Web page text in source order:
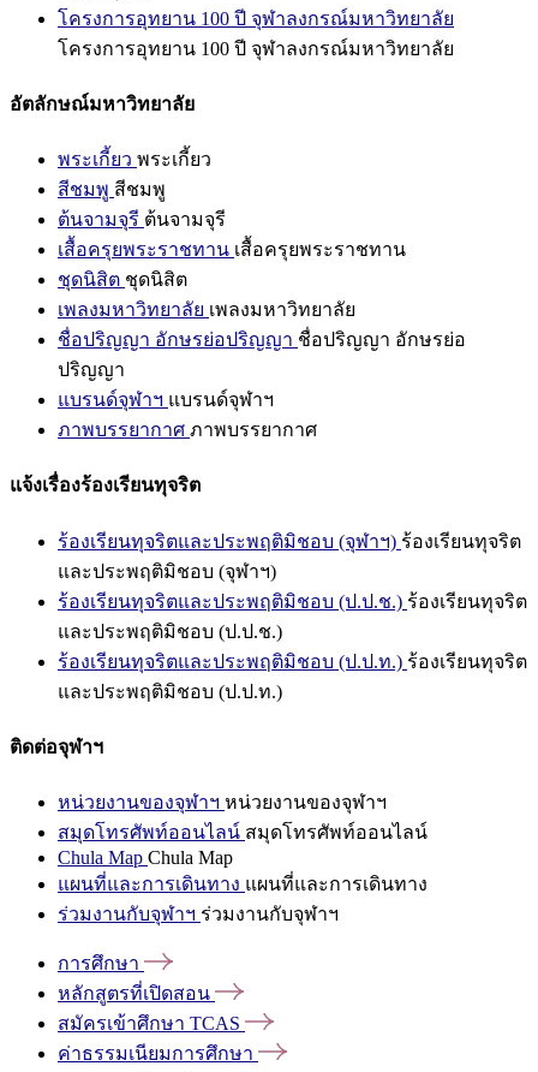
โครงการอุทยาน 100 ปี จุฬาลงกรณ์มหาวิทยาลัย
โครงการอุทยาน 100 ปี จุฬาลงกรณ์มหาวิทยาลัย
อัตลักษณ์มหาวิทยาลัย
พระเกี้ยว พระเกี้ยว
สีชมพู สีชมพู
ต้นจามจุรี ต้นจามจุรี
เสื้อครุยพระราชทาน เสื้อครุยพระราชทาน
ชุดนิสิต ชุดนิสิต
เพลงมหาวิทยาลัย เพลงมหาวิทยาลัย
ชื่อปริญญา อักษรย่อปริญญา ชื่อปริญญา อักษรย่อ
ปริญญา
แบรนด์จุฬาฯ แบรนด์จุฬาฯ
ภาพบรรยากาศ ภาพบรรยากาศ
แจ้งเรื่องร้องเรียนทุจริต
ร้องเรียนทุจริตและประพฤติมิชอบ (จุฬาฯ) ร้องเรียนทุจริต
และประพฤติมิชอบ (จุฬาฯ)
ร้องเรียนทุจริตและประพฤติมิชอบ (ป.ป.ช.) ร้องเรียนทุจริต
และประพฤติมิชอบ (ป.ป.ช.)
ร้องเรียนทุจริตและประพฤติมิชอบ (ป.ป.ท.) ร้องเรียนทุจริต
และประพฤติมิชอบ (ป.ป.ท.)
ติดต่อจุฬาฯ
หน่วยงานของจุฬาฯ หน่วยงานของจุฬาฯ
สมุดโทรศัพท์ออนไลน์ สมุดโทรศัพท์ออนไลน์
Chula Map Chula Map
แผนที่และการเดินทาง แผนที่และการเดินทาง
ร่วมงานกับจุฬาฯ ร่วมงานกับจุฬาฯ
การศึกษา
หลักสูตรที่เปิดสอน
สมัครเข้าศึกษา TCAS
ค่าธรรมเนียมการศึกษา